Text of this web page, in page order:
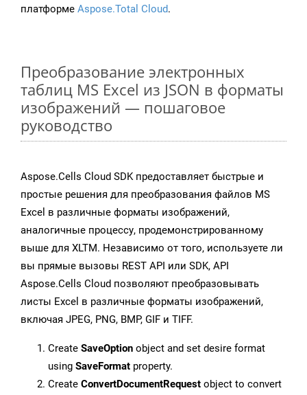
платформе Aspose.Total Cloud.
Преобразование электронных
таблиц MS Excel из JSON в форматы
изображений — пошаговое
руководство
Aspose.Cells Cloud SDK предоставляет быстрые и
простые решения для преобразования файлов MS
Excel в различные форматы изображений,
аналогичные процессу, продемонстрированному
выше для XLTM. Независимо от того, используете ли
вы прямые вызовы REST API или SDK, API
Aspose.Cells Cloud позволяют преобразовывать
листы Excel в различные форматы изображений,
включая JPEG, PNG, BMP, GIF и TIFF.
Create SaveOption object and set desire format
using SaveFormat property.
Create ConvertDocumentRequest object to convert